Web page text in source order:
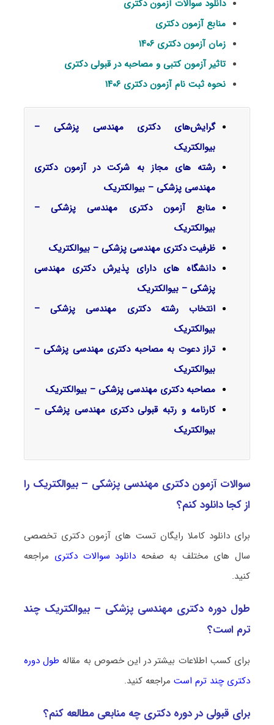
دانلود سوالات آزمون دکتری
منابع آزمون دکتری
زمان آزمون دکتری ۱۴۰۶
تاثیر آزمون کتبی و مصاحبه در قبولی دکتری
نحوه ثبت نام آزمون دکتری ۱۴۰۶
گرایش‌های دکتریمهندسی پزشکی –
بیوالکتریک
رشته های مجاز به شرکت در آزمون دکتری
مهندسی پزشکی – بیوالکتریک
منابع آزمون دکتری مهندسی پزشکی –
بیوالکتریک
ظرفیت دکتری مهندسی پزشکی – بیوالکتریک
دانشگاه های دارای پذیرش دکتری مهندسی
پزشکی – بیوالکتریک
انتخاب رشته دکتری مهندسی پزشکی –
بیوالکتریک
تراز دعوت به مصاحبه دکتری مهندسی پزشکی –
بیوالکتریک
مصاحبه دکتری مهندسی پزشکی – بیوالکتریک
کارنامه و رتبه قبولی دکتری مهندسی پزشکی –
بیوالکتریک
سوالات آزمون دکتری مهندسی پزشکی – بیوالکتریک را
از کجا دانلود کنم؟
برای دانلود کاملا رایگان تست های آزمون دکتری تخصصی
سال های مختلف به صفحه دانلود سوالات دکتری مراجعه
کنید.
طول دوره دکتری مهندسی پزشکی – بیوالکتریک چند
ترم است؟
برای کسب اطلاعات بیشتر در این خصوص به مقاله طول دوره
دکتری چند ترم استمراجعه کنید.
برای قبولی در دوره دکتری چه منابعی مطالعه کنم؟